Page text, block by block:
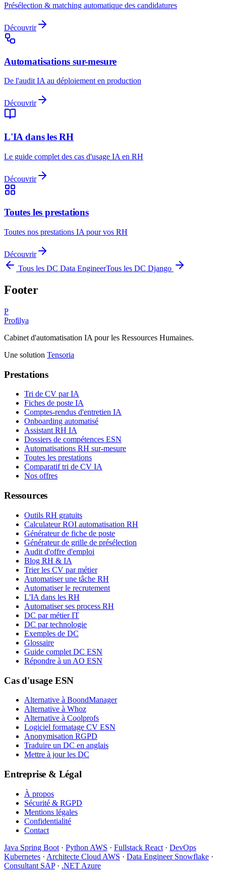
Présélection & matching automatique des candidatures
Découvrir
Automatisations sur-mesure
De l'audit IA au déploiement en production
Découvrir
L'IA dans les RH
Le guide complet des cas d'usage IA en RH
Découvrir
Toutes les prestations
Toutes nos prestations IA pour vos RH
Découvrir
Tous les DC Data EngineerTous les DC Django
Footer
P
Profilya
Cabinet d'automatisation IA pour les Ressources Humaines.
Une solution Tensoria
Prestations
Tri de CV par IA
Fiches de poste IA
Comptes-rendus d'entretien IA
Onboarding automatisé
Assistant RH IA
Dossiers de compétences ESN
Automatisations RH sur-mesure
Toutes les prestations
Comparatif tri de CV IA
Nos offres
Ressources
Outils RH gratuits
Calculateur ROI automatisation RH
Générateur de fiche de poste
Générateur de grille de présélection
Audit d'offre d'emploi
Blog RH & IA
Trier les CV par métier
Automatiser une tâche RH
Automatiser le recrutement
L'IA dans les RH
Automatiser ses process RH
DC par métier IT
DC par technologie
Exemples de DC
Glossaire
Guide complet DC ESN
Répondre à un AO ESN
Cas d'usage ESN
Alternative à BoondManager
Alternative à Whoz
Alternative à Coolprofs
Logiciel formatage CV ESN
Anonymisation RGPD
Traduire un DC en anglais
Mettre à jour les DC
Entreprise & Légal
À propos
Sécurité & RGPD
Mentions légales
Confidentialité
Contact
Java Spring Boot · Python AWS · Fullstack React · DevOps
Kubernetes · Architecte Cloud AWS · Data Engineer Snowflake ·
Consultant SAP· .NET Azure